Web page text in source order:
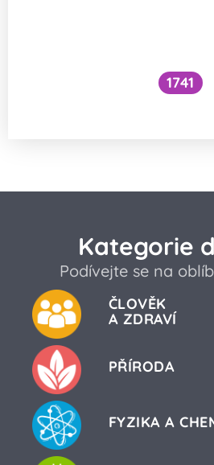
1741
Kategorie
Podívejte se na
ČLOVĚK
A ZDRAVÍ
PŘÍRODA
FYZIKA A